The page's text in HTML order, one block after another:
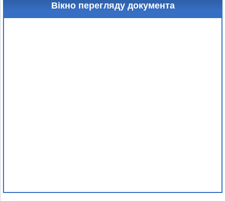
Вікно перегляду документа